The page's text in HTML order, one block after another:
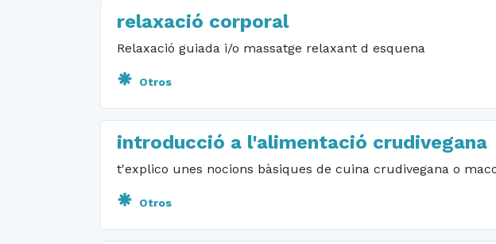
relaxació corporal
Relaxació guiada i/o massatge relaxant d esquena
Otros
introducció a l'alimentació crudivegana
t'explico unes nocions bàsiques de cuina crudivegana o
Otros